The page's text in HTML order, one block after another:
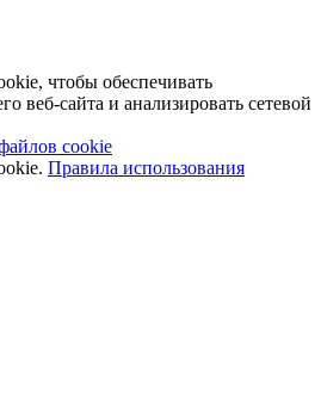
чтобы обеспечивать
веб-сайта и анализировать сетевой
cookie
Правила использования